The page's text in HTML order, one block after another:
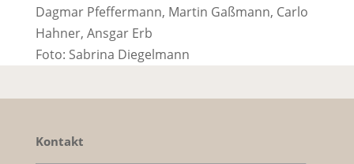
Dagmar Pfeffermann, Martin Gaßmann, Carlo
Hahner, Ansgar Erb
Foto: Sabrina Diegelmann
Kontakt